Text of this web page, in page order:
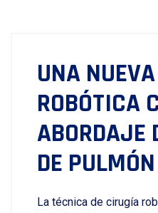
UNA
ROBÓTICA
ABORDAJE
DE PULMÓN
La técnica de cirugía